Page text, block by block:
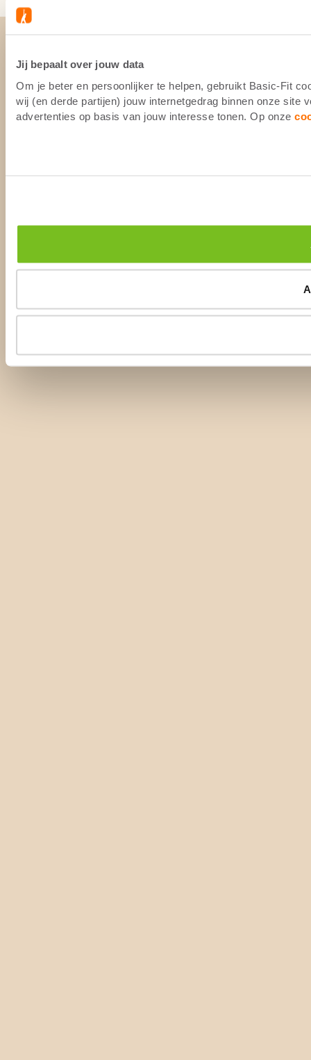
Jij bepaalt over jouw data
Om je beter en persoonlijker te helpen, gebruikt Basic-Fit
wij (en derde partijen) jouw internetgedrag binnen onze site
advertenties op basis van jouw interesse tonen. Op onze